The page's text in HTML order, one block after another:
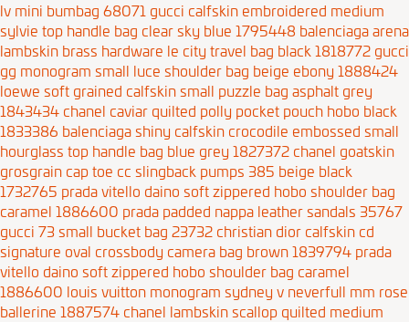
lv mini bumbag 68071 gucci calfskin embroidered medium
sylvie top handle bag clear sky blue 1795448 balenciaga arena
lambskin brass hardware le city travel bag black 1818772 gucci
gg monogram small luce shoulder bag beige ebony 1888424
loewe soft grained calfskin small puzzle bag asphalt grey
1843434 chanel caviar quilted polly pocket pouch hobo black
1833386 balenciaga shiny calfskin crocodile embossed small
hourglass top handle bag blue grey 1827372 chanel goatskin
grosgrain cap toe cc slingback pumps 385 beige black
1732765 prada vitello daino soft zippered hobo shoulder bag
caramel 1886600 prada padded nappa leather sandals 35767
gucci 73 small bucket bag 23732 christian dior calfskin cd
signature oval crossbody camera bag brown 1839794 prada
vitello daino soft zippered hobo shoulder bag caramel
1886600 louis vuitton monogram sydney v neverfull mm rose
ballerine 1887574 chanel lambskin scallop quilted medium